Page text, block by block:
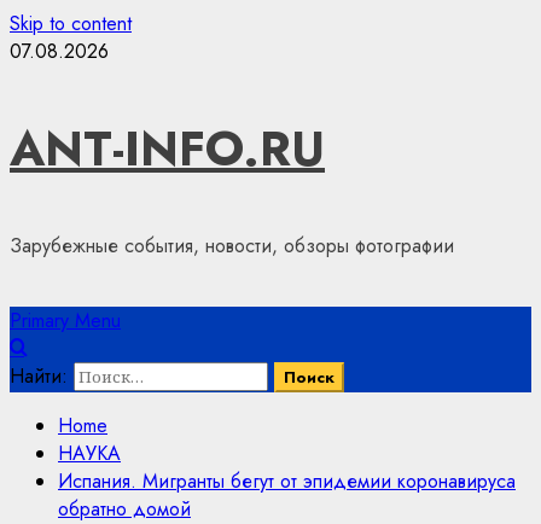
Skip to content
07.08.2026
ANT-INFO.RU
Зарубежные события, новости, обзоры фотографии
Primary Menu
Найти:
Home
НАУКА
Испания. Мигранты бегут от эпидемии коронавируса
обратно домой